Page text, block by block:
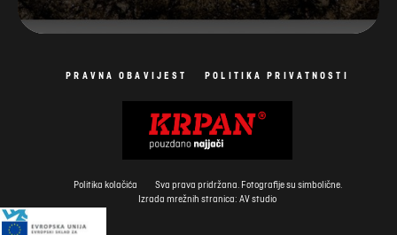
PRAVNA OBAVIJEST POLITIKA PRIVATNOSTI
Politika kolačića
Sva prava pridržana. Fotografije su simbolične.
Izrada mrežnih stranica: AV studio